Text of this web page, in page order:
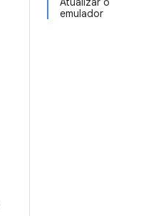
emulador